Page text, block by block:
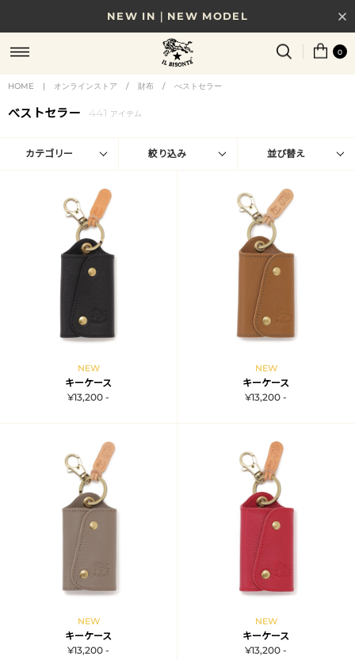
NEW IN｜NEW MODEL
8/17(月)10時まで｜税込11,000円以上で送料無料
NEW IN｜COLOR LEATHER
0
HOME | オンラインストア / 財布 / べストセラー
べストセラー 441 アイテム
カテゴリー 絞り込み 並び替え
NEW
キーケース
¥13,200 -
NEW
キーケース
¥13,200 -
NEW
キーケース
¥13,200 -
NEW
キーケース
¥13,200 -